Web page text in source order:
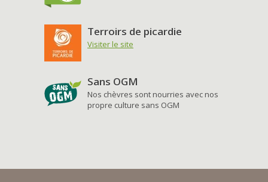
Terroirs de picardie
Visiter le site
Sans OGM
Nos chèvres sont nourries avec nos
propre culture sans OGM